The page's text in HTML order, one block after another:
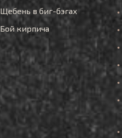
Щебень в биг-бэгах
Бой кирпича